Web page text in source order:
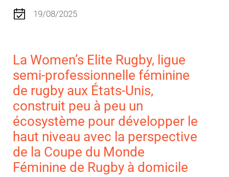
19/08/2025
La Women’s Elite Rugby, ligue
semi-professionnelle féminine
de rugby aux États-Unis,
construit peu à peu un
écosystème pour développer le
haut niveau avec la perspective
de la Coupe du Monde
Féminine de Rugby à domicile